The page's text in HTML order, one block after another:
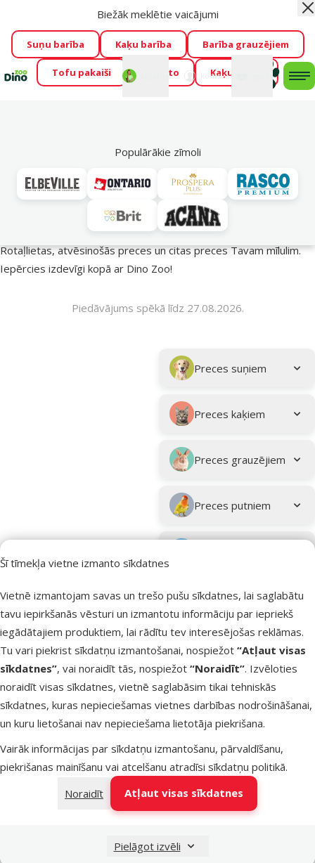
Visu mēnesi Dino Zoo piedāvā lieliskas cenas mīluļu TOP
barībām! 🍖→Skatīt piedāvājumu!
Fotokonkurss “GADA ŪSAIŅI”!
Varbūt tieši Tavs mīlulis
būs 2027. gada zvaigzne
→Piedalīties
Šī tīmekļa vietne izmanto sīkdatnes
Vietnē izmantojam savas un trešo pušu sīkdatnes, lai saglabātu
tavu iepirkšanās vēsturi un izmantotu informāciju par iepriekš
iegādātajiem produktiem, lai rādītu tev interesējošas reklāmas.
Tu vari piekrist sīkdatņu izmantošanai, nospiežot “Atļaut visas
sīkdatnes”, vai noraidīt tās, nospiežot “Noraidīt”. Izvēloties
noraidīt visas sīkdatnes, vietnē saglabāsim tikai tehniskās
sīkdatnes, kuras nepieciešamas vietnes darbības nodrošināšanai,
un kuru lietošanai nav nepieciešama lietotāja piekrišana.
Vairāk informācijas par sīkdatņu izmantošanu, pārvaldīšanu,
piekrišanas mainīšanu vai atcelšanu atradīsi sīkdatņu politikā.
Noraidīt
Atļaut visas sīkdatnes
Pielāgot izvēli
Mans
konts
Biežāk meklētie vaicājumi
Suņu barība Kaķu barība Barība grauzējiem
Tofu pakaiši Foresto Kaķu mājas
Populārākie zīmoli
Vasara turpinās – atlaides katrai gaumei!
Rotaļlietas, atvēsinošās preces un citas preces Tavam mīlulim.
Iepērcies izdevīgi kopā ar Dino Zoo!
Piedāvājums spēkā līdz 27.08.2026.
Apakškategorija
Preces suņiem
Preces kaķiem
Preces grauzējiem
Preces putniem
Preces
eksotiskajiem
Filtrs
Kampaņa: Vasara
turpinās – atlaides katrai
gaumei!
Kārtot pēc
Produkti nav atrasti